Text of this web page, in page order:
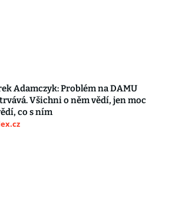
Adamczyk: Problém na DAMU
Všichni o něm vědí, jen moc
co s ním